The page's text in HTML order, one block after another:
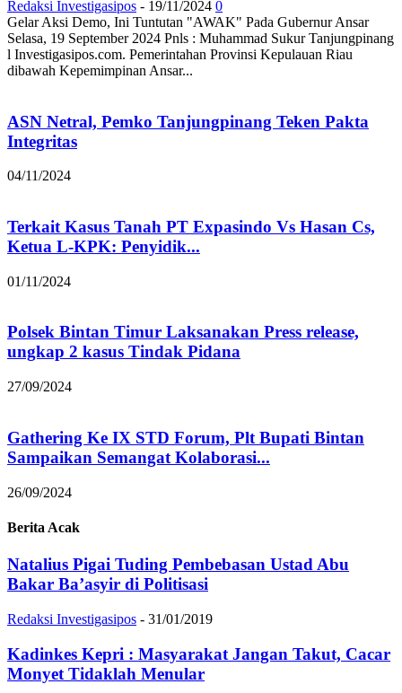
Redaksi Investigasipos - 19/11/2024 0
Gelar Aksi Demo, Ini Tuntutan "AWAK" Pada Gubernur Ansar
Selasa, 19 September 2024 Pnls : Muhammad Sukur Tanjungpinang
l Investigasipos.com. Pemerintahan Provinsi Kepulauan Riau
dibawah Kepemimpinan Ansar...
ASN Netral, Pemko Tanjungpinang Teken Pakta
Integritas
04/11/2024
Terkait Kasus Tanah PT Expasindo Vs Hasan Cs,
Ketua L-KPK: Penyidik...
01/11/2024
Polsek Bintan Timur Laksanakan Press release,
ungkap 2 kasus Tindak Pidana
27/09/2024
Gathering Ke IX STD Forum, Plt Bupati Bintan
Sampaikan Semangat Kolaborasi...
26/09/2024
Berita Acak
Natalius Pigai Tuding Pembebasan Ustad Abu
Bakar Ba’asyir di Politisasi
Redaksi Investigasipos - 31/01/2019
Kadinkes Kepri : Masyarakat Jangan Takut, Cacar
Monyet Tidaklah Menular